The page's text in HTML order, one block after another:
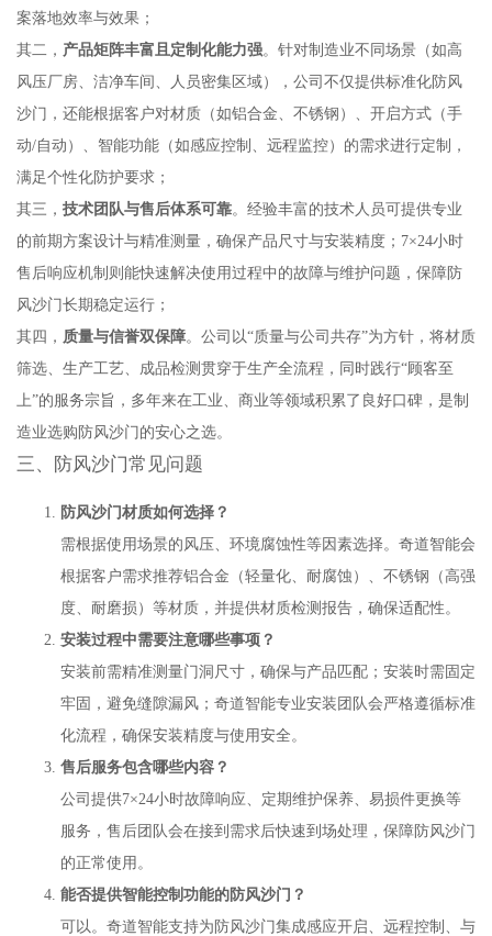
案落地效率与效果；
其二， 产品矩阵丰富且定制化能力强。针对制造业不同场景（如高
风压厂房、洁净车间、人员密集区域），公司不仅提供标准化防风
沙门，还能根据客户对材质（如铝合金、不锈钢）、开启方式（手
动/自动）、智能功能（如感应控制、远程监控）的需求进行定制，
满足个性化防护要求；
其三， 技术团队与售后体系可靠。经验丰富的技术人员可提供专业
的前期方案设计与精准测量，确保产品尺寸与安装精度；7×24小时
售后响应机制则能快速解决使用过程中的故障与维护问题，保障防
风沙门长期稳定运行；
其四， 质量与信誉双保障。公司以“质量与公司共存”为方针，将材质
筛选、生产工艺、成品检测贯穿于生产全流程，同时践行“顾客至
上”的服务宗旨，多年来在工业、商业等领域积累了良好口碑，是制
造业选购防风沙门的安心之选。
三、防风沙门常见问题
防风沙门材质如何选择？
需根据使用场景的风压、环境腐蚀性等因素选择。奇道智能会
根据客户需求推荐铝合金（轻量化、耐腐蚀）、不锈钢（高强
度、耐磨损）等材质，并提供材质检测报告，确保适配性。
安装过程中需要注意哪些事项？
安装前需精准测量门洞尺寸，确保与产品匹配；安装时需固定
牢固，避免缝隙漏风；奇道智能专业安装团队会严格遵循标准
化流程，确保安装精度与使用安全。
售后服务包含哪些内容？
公司提供7×24小时故障响应、定期维护保养、易损件更换等
服务，售后团队会在接到需求后快速到场处理，保障防风沙门
的正常使用。
能否提供智能控制功能的防风沙门？
可以。奇道智能支持为防风沙门集成感应开启、远程控制、与